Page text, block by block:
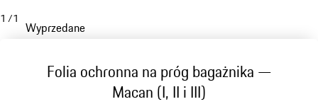
1 /1
Wyprzedane
Folia ochronna na próg bagażnika —
Macan (I, II i III)